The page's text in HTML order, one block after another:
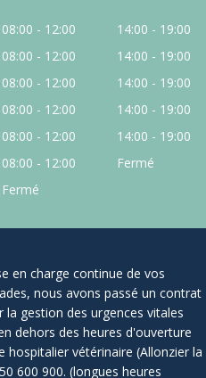
08:00 - 12:00
14:00 - 19:00
08:00 - 12:00
14:00 - 19:00
08:00 - 12:00
14:00 - 19:00
08:00 - 12:00
14:00 - 19:00
08:00 - 12:00
14:00 - 19:00
08:00 - 12:00
Fermé
Fermé
en charge continue de vos
nous avons passé un contrat
la gestion des urgences vitales
dehors des heures d'ouverture
hospitalier vétérinaire (Allonzier la
600 900. (longues heures